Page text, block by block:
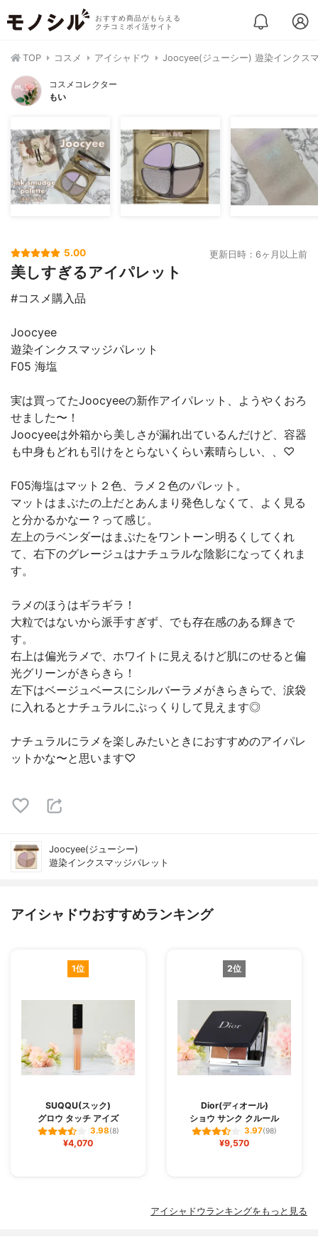
おすすめ商品がもらえる
クチコミポイ活サイト
TOP コスメ アイシャドウ Joocyee(ジューシー) 遊染インクス
コスメコレクター
もい
5.00 更新日時：6ヶ月以上前
美しすぎるアイパレット
#コスメ購入品
Joocyee
遊染インクスマッジパレット
F05 海塩
実は買ってたJoocyeeの新作アイパレット、ようやくおろ
せました〜！
Joocyeeは外箱から美しさが漏れ出ているんだけど、容器
も中身もどれも引けをとらないくらい素晴らしい、、♡
F05海塩はマット２色、ラメ２色のパレット。
マットはまぶたの上だとあんまり発色しなくて、よく見る
と分かるかなー？って感じ。
左上のラベンダーはまぶたをワントーン明るくしてくれ
て、右下のグレージュはナチュラルな陰影になってくれま
す。
ラメのほうはギラギラ！
大粒ではないから派手すぎず、でも存在感のある輝きで
す。
右上は偏光ラメで、ホワイトに見えるけど肌にのせると偏
光グリーンがきらきら！
左下はベージュベースにシルバーラメがきらきらで、涙袋
に入れるとナチュラルにぷっくりして見えます◎
ナチュラルにラメを楽しみたいときにおすすめのアイパレ
ットかな〜と思います♡
Joocyee(ジューシー)
遊染インクスマッジパレット
アイシャドウおすすめランキング
1位
SUQQU(スック)
グロウ タッチ アイズ
3.98(8)
¥4,070
2位
Dior(ディオール)
ショウ サンク クルール
3.97(98)
¥9,570
アイシャドウランキングをもっと見る